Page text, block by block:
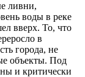
ливни,
воды в реке
вверх. То, что
в
города, не
объекты. Под
и критически